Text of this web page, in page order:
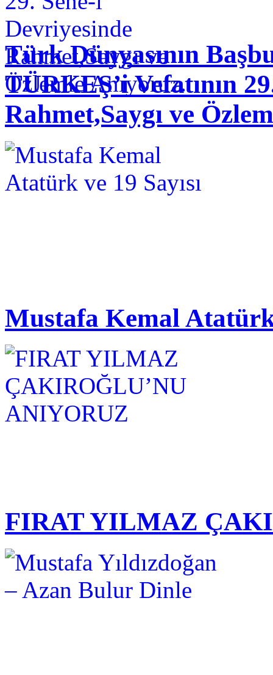
Türk Dünyasının
TÜRKEŞ’i Vefatının
Rahmet,Saygı ve
Mustafa Kemal Atatürk
FIRAT YILMAZ